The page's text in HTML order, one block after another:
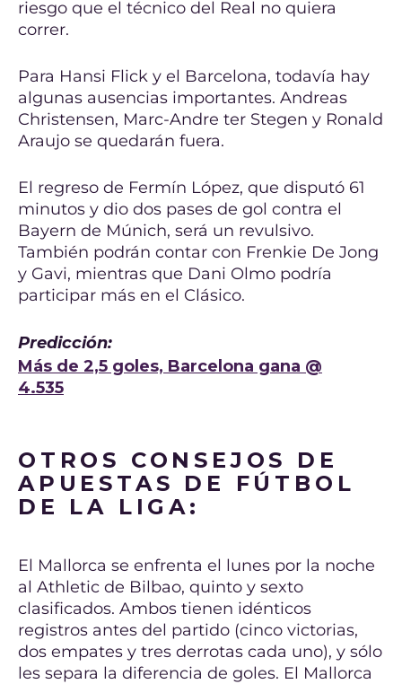
riesgo que el técnico del Real no quiera
correr.
Para Hansi Flick y el Barcelona, todavía hay
algunas ausencias importantes. Andreas
Christensen, Marc-Andre ter Stegen y Ronald
Araujo se quedarán fuera.
El regreso de Fermín López, que disputó 61
minutos y dio dos pases de gol contra el
Bayern de Múnich, será un revulsivo.
También podrán contar con Frenkie De Jong
y Gavi, mientras que Dani Olmo podría
participar más en el Clásico.
Predicción:
Más de 2,5 goles, Barcelona gana @
4.535
OTROS CONSEJOS DE
APUESTAS DE FÚTBOL
DE LA LIGA:
El Mallorca se enfrenta el lunes por la noche
al Athletic de Bilbao, quinto y sexto
clasificados. Ambos tienen idénticos
registros antes del partido (cinco victorias,
dos empates y tres derrotas cada uno), y sólo
les separa la diferencia de goles. El Mallorca